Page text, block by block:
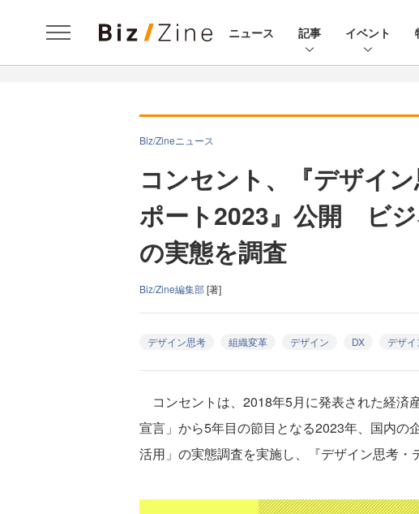
ニュース 記事 イベント
Biz/Zineニュース
コンセント、『デザイ
ポート2023』公開 ビ
の実態を調査
Biz/Zine編集部[著]
デザイン思考 組織変革 デザイン DX デザ
コンセントは、2018年5月に発表された経済
宣言」から5年目の節目となる2023年、国内の
活用」の実態調査を実施し、『デザイン思考・